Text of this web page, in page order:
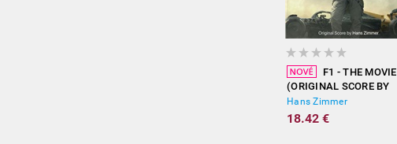
F1 - THE MOVIE
(ORIGINAL SCORE BY
HANS ZIMMER)
Hans Zimmer
18.42 €